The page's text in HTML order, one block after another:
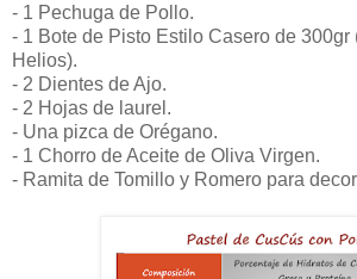
- 1 Pechuga de Pollo.
- 1 Bote de Pisto Estilo Casero de
Helios).
- 2 Dientes de Ajo.
- 2 Hojas de laurel.
- Una pizca de Orégano.
- 1 Chorro de Aceite de Oliva Virgen.
- Ramita de Tomillo y Romero para